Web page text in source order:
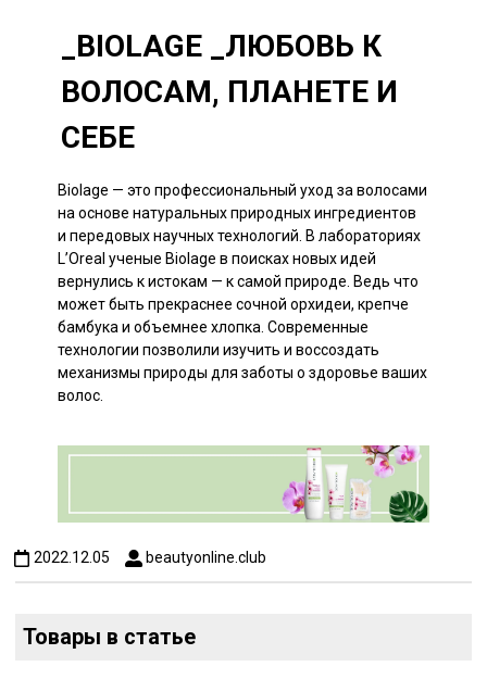
_BIOLAGE _ЛЮБОВЬ К
ВОЛОСАМ, ПЛАНЕТЕ И
СЕБЕ
Biolage — это профессиональный уход за волосами
на основе натуральных природных ингредиентов
и передовых научных технологий. В лабораториях
L’Oreal ученые Biolage в поисках новых идей
вернулись к истокам — к самой природе. Ведь что
может быть прекраснее сочной орхидеи, крепче
бамбука и объемнее хлопка. Современные
технологии позволили изучить и воссоздать
механизмы природы для заботы о здоровье ваших
волос.
2022.12.05 beautyonline.club
Товары в статье